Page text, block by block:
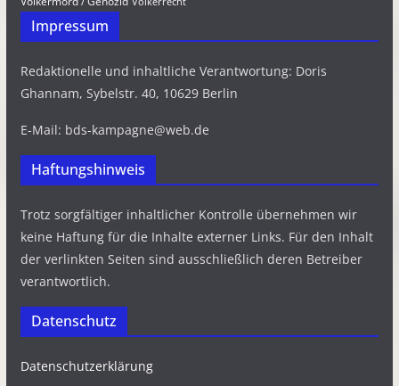
Impressum
Redaktionelle und inhaltliche Verantwortung: Doris
Ghannam, Sybelstr. 40, 10629 Berlin
E-Mail: bds-kampagne@web.de
Haftungshinweis
Trotz sorgfältiger inhaltlicher Kontrolle übernehmen wir
keine Haftung für die Inhalte externer Links. Für den Inhalt
der verlinkten Seiten sind ausschließlich deren Betreiber
verantwortlich.
Datenschutz
Datenschutzerklärung